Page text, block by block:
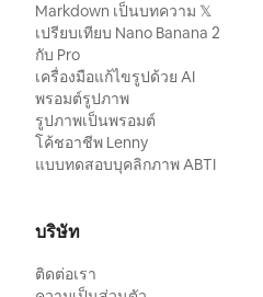
Markdown เป็นบทความ 𝕏
เปรียบเทียบ Nano Banana 2
กับ Pro
เครื่องมือแก้ไขรูปด้วย AI
พรอมต์รูปภาพ
รูปภาพเป็นพรอมต์
โค้ชอาชีพ Lenny
แบบทดสอบบุคลิกภาพ ABTI
บริษัท
ติดต่อเรา